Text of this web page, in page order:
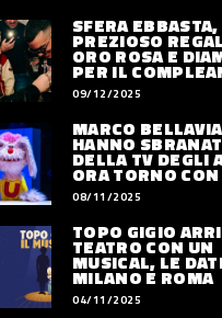
SFERA EBBASTA,
PREZIOSO
ORO ROSA E
PER IL
QUANTO VALE
09/12/2025
MARCO
HANNO
DELLA TV DEGLI
ORA TORNO
BUM BAM
08/11/2025
TOPO GIGIO
TEATRO CON UN
MUSICAL, LE
MILANO E ROMA
04/11/2025